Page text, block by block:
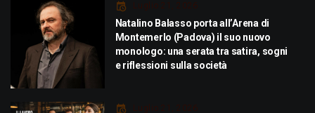
Luglio 21, 2026
Natalino Balasso porta all’Arena di
Montemerlo (Padova) il suo nuovo
monologo: una serata tra satira, sogni
e riflessioni sulla società
Luglio 21, 2026